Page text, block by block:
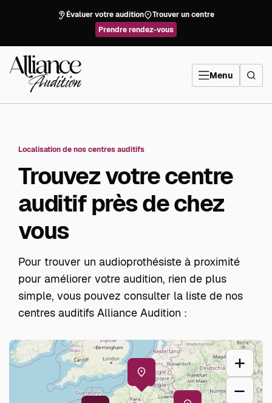
Évaluer votre audition
Trouver un centre
Prendre rendez-vous
Menu
Localisation de nos centres auditifs
Trouvez votre centre
auditif près de chez
vous
​Pour trouver un audioprothésiste à proximité
pour améliorer votre audition, rien de plus
simple, vous pouvez consulter la liste de nos
centres auditifs Alliance Audition :
+
–